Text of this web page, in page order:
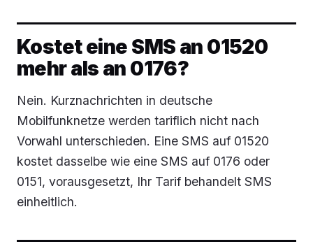
Kostet eine SMS an 01520
mehr als an 0176?
Nein. Kurznachrichten in deutsche
Mobilfunknetze werden tariflich nicht nach
Vorwahl unterschieden. Eine SMS auf 01520
kostet dasselbe wie eine SMS auf 0176 oder
0151, vorausgesetzt, Ihr Tarif behandelt SMS
einheitlich.